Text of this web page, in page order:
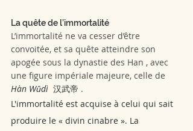
La quête de l’immortalité
L’immortalité ne va cesser d’être
convoitée, et sa quête atteindre son
apogée sous la dynastie des Han , avec
une figure impériale majeure, celle de
Hàn Wǔdì 汉武帝 .
L'immortalité est acquise à celui qui sait
produire le « divin cinabre ». La